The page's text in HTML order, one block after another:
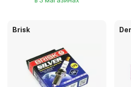
Brisk